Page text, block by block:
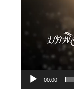
00:00